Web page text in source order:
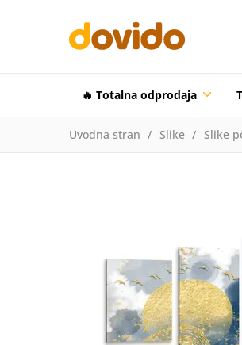
🔥 Totalna odprodaja
Uvodna stran Slike Slike